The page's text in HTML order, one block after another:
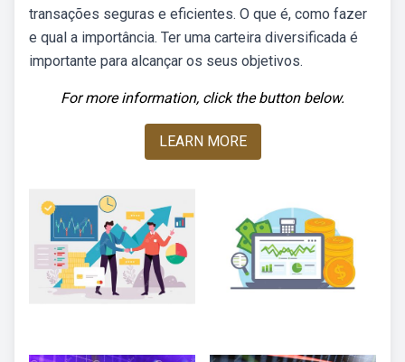
transações seguras e eficientes. O que é, como fazer
e qual a importância. Ter uma carteira diversificada é
importante para alcançar os seus objetivos.
For more information, click the button below.
LEARN MORE